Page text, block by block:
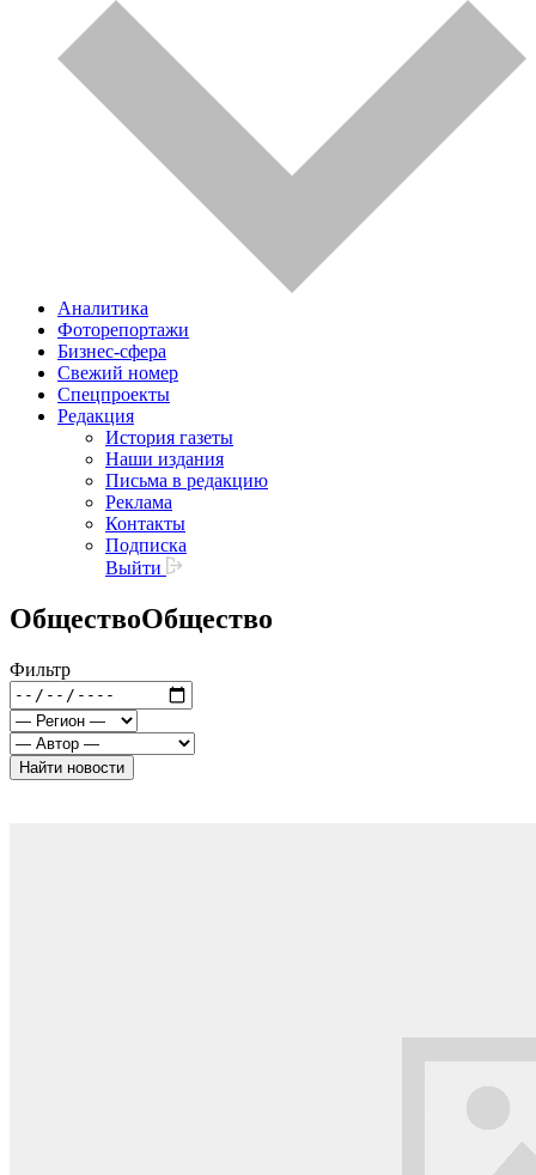
Аналитика
Фоторепортажи
Бизнес-сфера
Свежий номер
Спецпроекты
Редакция
История газеты
Наши издания
Письма в редакцию
Реклама
Контакты
Подписка
Выйти
ОбществоОбщество
Фильтр
Найти новости